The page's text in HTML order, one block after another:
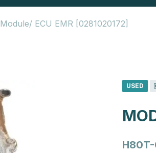
Module/ ECU EMR [0281020172]
USED
H80T-